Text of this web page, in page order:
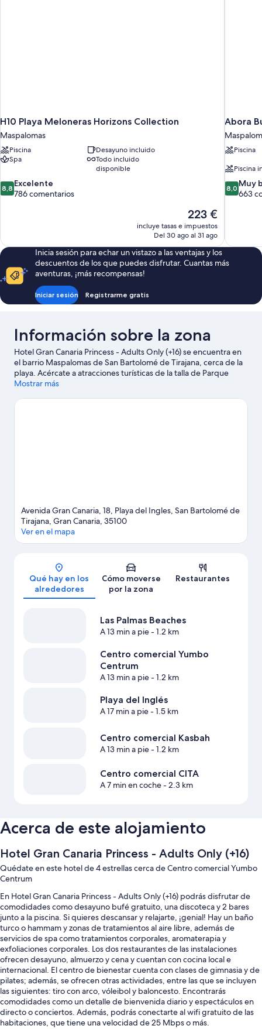
H10 Playa Meloneras Horizons Collection
Maspalomas
Piscina
Desayuno incluido
Spa
Todo incluido
disponible
8.8
sobre
8,8 Excelente
786 comentarios
El
precio
actual
de
223 €
223 €
incluye tasas e impuestos
Del 30 ago al 31 ago
Abora
Piscina
Piscina
8.0
sobre
8,0 Muy
663
Inicia sesión para echar un vistazo a las ventajas y los
descuentos de los que puedes disfrutar. Cuantas más
aventuras, ¡más recompensas!
Iniciar sesión Registrarme gratis
Información sobre la zona
Hotel Gran Canaria Princess - Adults Only (+16) se encuentra en
el barrio Maspalomas de San Bartolomé de Tirajana, cerca de la
playa. Acércate a atracciones turísticas de la talla de Parque
acuático Lago Taurito antes de sumergirte en la belleza natural
Centro Cultural San Fernando de Maspalomas y Parque botánico
Mostrar más
Avenida Gran Canaria, 18, Playa del Ingles, San Bartolomé de
Tirajana, Gran Canaria, 35100
Ver en el mapa
Qué hay en los
alrededores
Cómo moverse
por la zona
Restaurantes
Las Palmas Beaches
A 13 min a pie- 1.2 km
Centro comercial Yumbo
Centrum
A 13 min a pie- 1.2 km
Playa del Inglés
A 17 min a pie- 1.5 km
Centro comercial Kasbah
A 13 min a pie- 1.2 km
Centro comercial CITA
A 7 min en coche- 2.3 km
Acerca de este alojamiento
Hotel Gran Canaria Princess - Adults Only (+16)
Quédate en este hotel de 4 estrellas cerca de Centro comercial Yumbo
Centrum
En Hotel Gran Canaria Princess - Adults Only (+16) podrás disfrutar de
comodidades como desayuno bufé gratuito, una discoteca y 2 bares
junto a la piscina. Si quieres descansar y relajarte, ¡genial! Hay un baño
turco o hammam y zonas de tratamientos al aire libre, además de
servicios de spa como tratamientos corporales, aromaterapia y
exfoliaciones corporales. Los dos restaurantes de las instalaciones
ofrecen desayuno, almuerzo y cena y cuentan con cocina local e
internacional. El centro de bienestar cuenta con clases de gimnasia y de
pilates; además, se ofrecen otras actividades, entre las que se incluyen
las siguientes: tiro con arco, vóleibol y baloncesto. Encontrarás
comodidades como un detalle de bienvenida diario y espectáculos en
directo o conciertos. Además, podrás conectarte al wifi gratuito de las
habitaciones, que tiene una velocidad de 25 Mbps o más.